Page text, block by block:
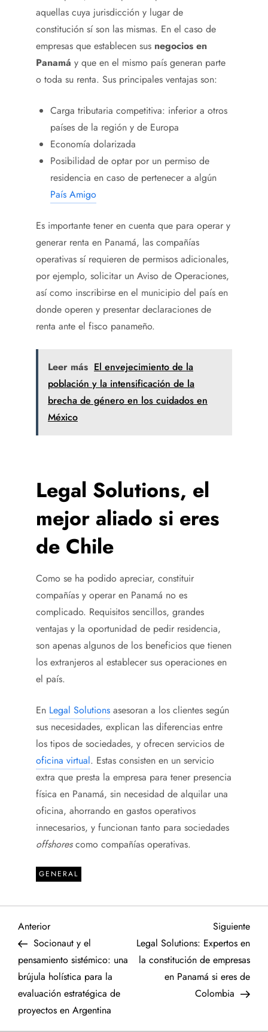
aquellas cuya jurisdicción y lugar de
constitución sí son las mismas. En el caso de
empresas que establecen sus negocios en
Panamá y que en el mismo país generan parte
o toda su renta. Sus principales ventajas son:
Carga tributaria competitiva: inferior a otros
países de la región y de Europa
Economía dolarizada
Posibilidad de optar por un permiso de
residencia en caso de pertenecer a algún
País Amigo
Es importante tener en cuenta que para operar y
generar renta en Panamá, las compañías
operativas sí requieren de permisos adicionales,
por ejemplo, solicitar un Aviso de Operaciones,
así como inscribirse en el municipio del país en
donde operen y presentar declaraciones de
renta ante el fisco panameño.
Leer más El envejecimiento de la
población y la intensificación de la
brecha de género en los cuidados en
México
Legal Solutions, el
mejor aliado si eres
de Chile
Como se ha podido apreciar, constituir
compañías y operar en Panamá no es
complicado. Requisitos sencillos, grandes
ventajas y la oportunidad de pedir residencia,
son apenas algunos de los beneficios que tienen
los extranjeros al establecer sus operaciones en
el país.
En Legal Solutions asesoran a los clientes según
sus necesidades, explican las diferencias entre
los tipos de sociedades, y ofrecen servicios de
oficina virtual. Estas consisten en un servicio
extra que presta la empresa para tener presencia
física en Panamá, sin necesidad de alquilar una
oficina, ahorrando en gastos operativos
innecesarios, y funcionan tanto para sociedades
offshorescomo compañías operativas.
GENERAL
N
a
v
e
Entrada
anterior
Anterior
Socionaut y el
pensamiento sistémico: una
brújula holística para la
evaluación estratégica de
proyectos en Argentina
Siguiente
Legal Solutions: Expertos en
la constitución de empresas
en Panamá si eres de
Colombia